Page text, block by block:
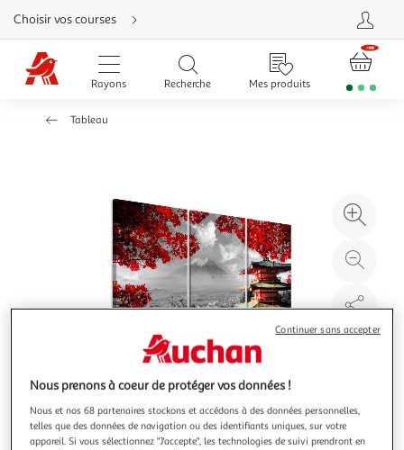
Aller
directement
au
contenu
Aller
directement
Aller
Choisir vos courses
Rayons Recherche Mes produits
Tableau
à
100
le
Illustration
précédente
Illustration
suivante
Nous prenons à coeur de protéger vos données !
Nous et nos 68 partenaires stockons et accédons à des données personnelles,
telles que des données de navigation ou des identifiants uniques, sur votre
appareil. Si vous sélectionnez "J'accepte", les technologies de suivi prendront en
Continuer sans accepter